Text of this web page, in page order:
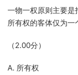
一物一权原则主要
所有权的客体仅为一
（2.00分）
A. 所有权